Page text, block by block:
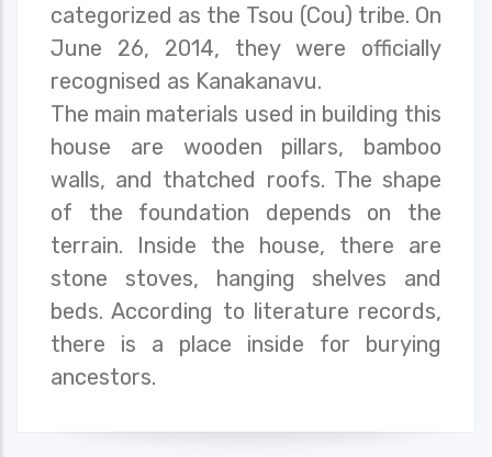
categorized as the Tsou (Cou) tribe. On
June 26, 2014, they were officially
recognised as Kanakanavu.
The main materials used in building this
house are wooden pillars, bamboo
walls, and thatched roofs. The shape
of the foundation depends on the
terrain. Inside the house, there are
stone stoves, hanging shelves and
beds. According to literature records,
there is a place inside for burying
ancestors.